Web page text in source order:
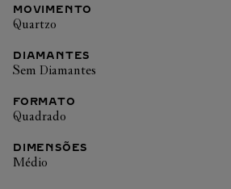
MOVIMENTO
Quartzo
DIAMANTES
Sem Diamantes
FORMATO
Quadrado
DIMENSÕES
Médio